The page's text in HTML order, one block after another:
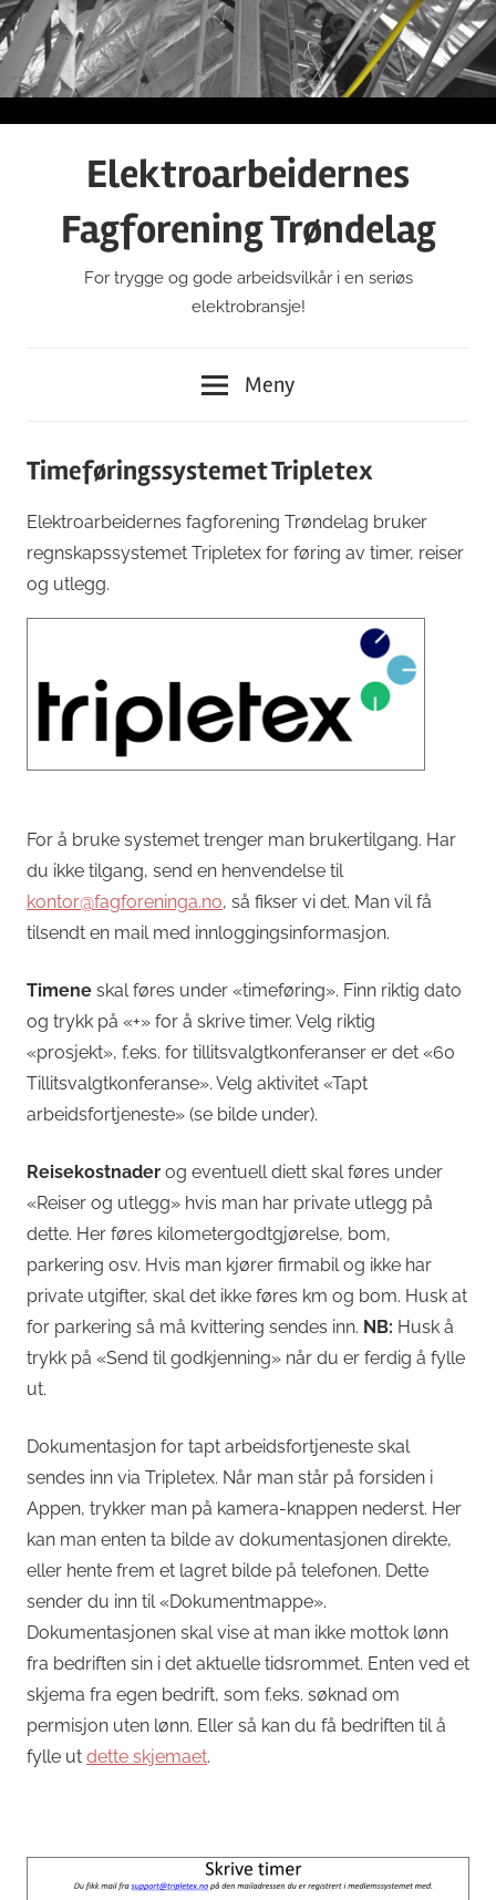
Gå
til
innhold
Elektroarbeidernes
Fagforening Trøndelag
For trygge og gode arbeidsvilkår i en seriøs
elektrobransje!
Meny
Timeføringssystemet Tripletex
Elektroarbeidernes fagforening Trøndelag bruker
regnskapssystemet Tripletex for føring av timer, reiser
og utlegg.
For å bruke systemet trenger man brukertilgang. Har
du ikke tilgang, send en henvendelse til
kontor@fagforeninga.no, så fikser vi det. Man vil få
tilsendt en mail med innloggingsinformasjon.
Timene skal føres under «timeføring». Finn riktig dato
og trykk på «+» for å skrive timer. Velg riktig
«prosjekt», f.eks. for tillitsvalgtkonferanser er det «60
Tillitsvalgtkonferanse». Velg aktivitet «Tapt
arbeidsfortjeneste» (se bilde under).
Reisekostnader og eventuell diett skal føres under
«Reiser og utlegg» hvis man har private utlegg på
dette. Her føres kilometergodtgjørelse, bom,
parkering osv. Hvis man kjører firmabil og ikke har
private utgifter, skal det ikke føres km og bom. Husk at
for parkering så må kvittering sendes inn. NB: Husk å
trykk på «Send til godkjenning» når du er ferdig å fylle
ut.
Dokumentasjon for tapt arbeidsfortjeneste skal
sendes inn via Tripletex. Når man står på forsiden i
Appen, trykker man på kamera-knappen nederst. Her
kan man enten ta bilde av dokumentasjonen direkte,
eller hente frem et lagret bilde på telefonen. Dette
sender du inn til «Dokumentmappe».
Dokumentasjonen skal vise at man ikke mottok lønn
fra bedriften sin i det aktuelle tidsrommet. Enten ved et
skjema fra egen bedrift, som f.eks. søknad om
permisjon uten lønn. Eller så kan du få bedriften til å
fylle ut dette skjemaet.